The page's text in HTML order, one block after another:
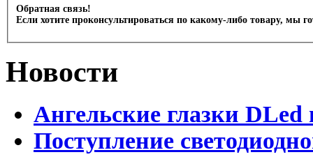
Обратная связь!
Если хотите проконсультироваться по какому-либо товару, мы
Новости
Ангельские глазки DLed
Поступление